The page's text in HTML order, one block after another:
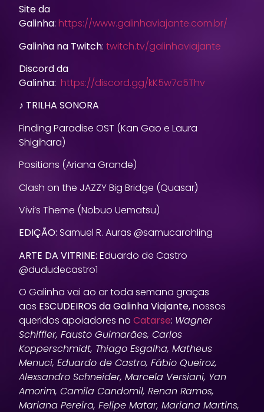
Site da
Galinha: https://www.galinhaviajante.com.br/
Galinha na Twitch:twitch.tv/galinhaviajante
Discord da
Galinha:https://discord.gg/kK5w7c5Thv
♪ TRILHA SONORA
Finding Paradise OST (Kan Gao e Laura
Shigihara)
Positions (Ariana Grande)
Clash on the JAZZY Big Bridge (Quasar)
Vivi’s Theme (Nobuo Uematsu)
EDIÇÃO: Samuel R. Auras @samucarohling
ARTE DA VITRINE: Eduardo de Castro
@dududecastro1
O Galinha vai ao ar toda semana graças
aos ESCUDEIROS da Galinha Viajante,nossos
queridos apoiadores no Catarse: Wagner
Schiffler, Fausto Guimarães, Carlos
Kopperschmidt, Thiago Esgalha, Matheus
Menuci, Eduardo de Castro, Fábio Queiroz,
Alexsandro Schneider, Marcela Versiani, Yan
Amorim, Camila Candomil, Renan Ramos,
Mariana Pereira, Felipe Matar, Mariana Martins,